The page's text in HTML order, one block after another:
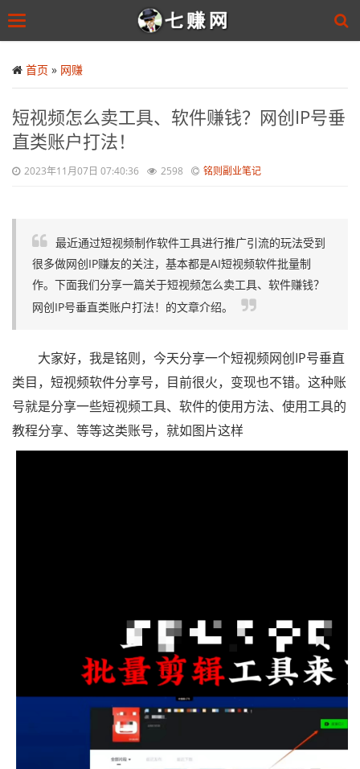
to
main
Toggle
首页 » 网赚
短视频怎么卖工具、软件赚钱？网创IP号垂
直类账户打法！
2023年11月07日 07:40:36 2598 铭则副业笔记
最近通过短视频制作软件工具进行推广引流的玩法受到
很多做网创IP赚友的关注，基本都是AI短视频软件批量制
作。下面我们分享一篇关于短视频怎么卖工具、软件赚钱？
网创IP号垂直类账户打法！的文章介绍。
大家好，我是铭则，今天分享一个短视频网创IP号垂直
类目，短视频软件分享号，目前很火，变现也不错。这种账
号就是分享一些短视频工具、软件的使用方法、使用工具的
教程分享、等等这类账号，就如图片这样